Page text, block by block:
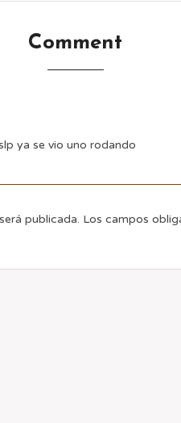
Comment
ya se vio uno rodando
publicada. Los campos